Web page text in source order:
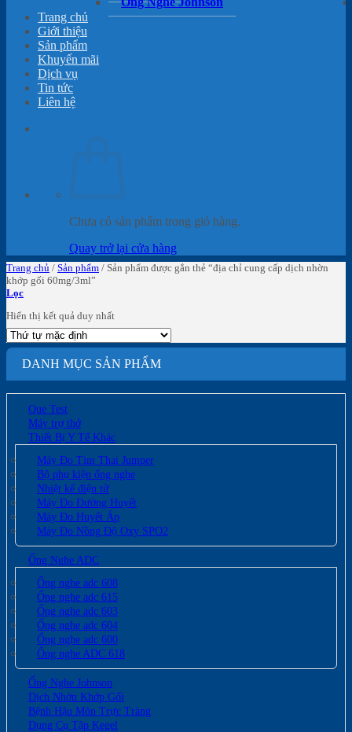
Trang chủ
Giới thiệu
Sản phẩm
Khuyến mãi
Dịch vụ
Tin tức
Liên hệ
Chưa có sản phẩm trong giỏ hàng.
Quay trở lại cửa hàng
Trang chủ / Sản phẩm / Sản phẩm được gắn thẻ “địa chỉ cung cấp dịch nhờn
khớp gối 60mg/3ml”
Lọc
Hiển thị kết quả duy nhất
DANH MỤC SẢN PHẨM
Que Test
Máy trợ thở
Thiết Bị Y Tế Khác
Máy Đo Tim Thai Jumper
Bộ phụ kiện ống nghe
Nhiệt kế điện tử
Máy Đo Đường Huyết
Máy Đo Huyết Áp
Máy Đo Nồng Độ Oxy SPO2
Ống Nghe ADC
Ống nghe adc 608
Ống nghe adc 615
Ống nghe adc 603
Ống nghe adc 604
Ống nghe adc 600
Ống nghe ADC 618
Ống Nghe Johnson
Dịch Nhờn Khớp Gối
Bệnh Hậu Môn Trực Tràng
Dụng Cụ Tập Kegel